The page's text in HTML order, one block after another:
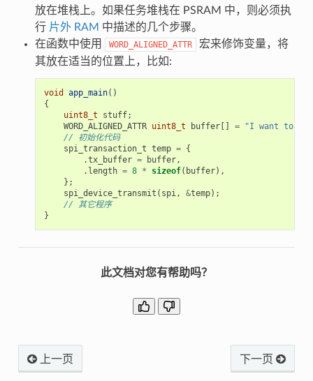
放在堆栈上。如果任务堆栈在 PSRAM 中，则必须执
行 片外 RAM 中描述的几个步骤。
在函数中使用
WORD_ALIGNED_ATTR
宏来修饰变量，将
其放在适当的位置上，比如:
void app_main()
{
uint8_t
stuff;
WORD_ALIGNED_ATTR uint8_t buffer[] =
"I want to
// 初始化代码
spi_transaction_t temp = {
.tx_buffer = buffer,
. length = 8 * sizeof( buffer),
};
spi_device_transmit ( spi, &temp);
// 其它程序
}
此文档对您有帮助吗？
上一页 下一页